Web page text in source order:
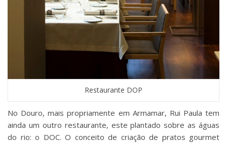
Restaurante DOP
No Douro, mais propriamente em Armamar, Rui Paula tem
ainda um outro restaurante, este plantado sobre as águas
do rio: o DOC. O conceito de criação de pratos gourmet